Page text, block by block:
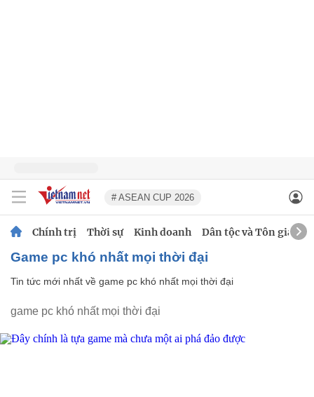
# ASEAN CUP 2026
Chính trị Thời sự Kinh doanh Dân tộc và Tôn giáo
game pc khó nhất mọi thời đại
Tin tức mới nhất về game pc khó nhất mọi thời đại
game pc khó nhất mọi thời đại